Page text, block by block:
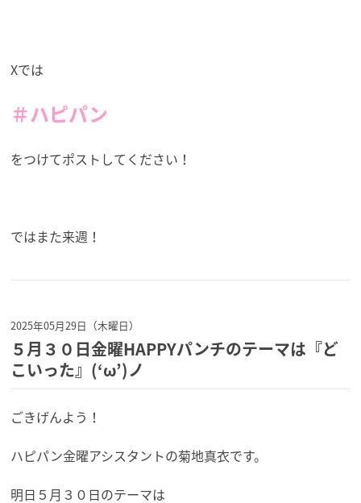
Xでは
＃ハピパン
をつけてポストしてください！
ではまた来週！
2025年05月29日（木曜日）
５月３０日金曜HAPPYパンチのテーマは『ど
こいった』(‘ω’)ノ
ごきげんよう！
ハピパン金曜アシスタントの菊地真衣です。
明日５月３０日のテーマは